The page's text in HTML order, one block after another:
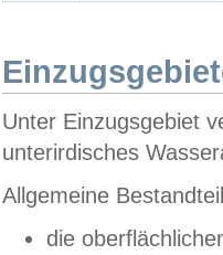
Unter Einzugsgebiet
unterirdisches
Allgemeine
die